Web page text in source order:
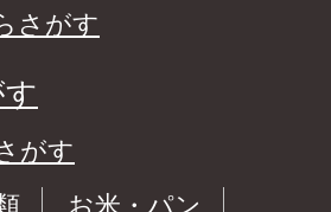
さがす
がす
お米・パン